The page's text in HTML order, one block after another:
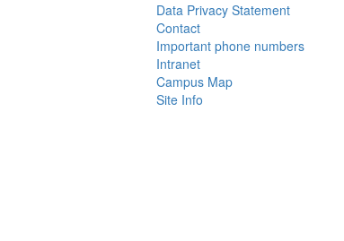
Data Privacy Statement
Contact
Important phone numbers
Intranet
Campus Map
Site Info